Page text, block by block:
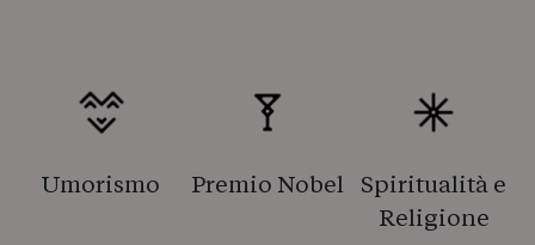
Umorismo Premio Nobel
Spiritualità e
Religione